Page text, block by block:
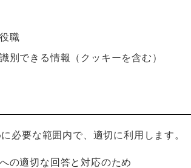
職
別できる情報（クッキーを含む）
必要な範囲内で、適切に利用します。
の適切な回答と対応のため